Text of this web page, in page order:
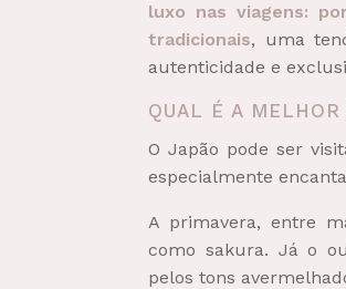
luxo nas viagens:
tradicionais, uma
autenticidade e
QUAL É A
O Japão pode ser
especialmente
A primavera, entre
como sakura. Já o
pelos tons